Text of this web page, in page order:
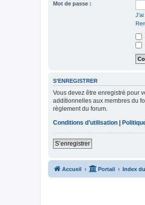
Mot de passe :
S’ENREGISTRER
Vous devez être enregistré pour
additionnelles aux membres du
règlement du forum.
Conditions d’utilisation |
S’enregistrer
Accueil Portail Index